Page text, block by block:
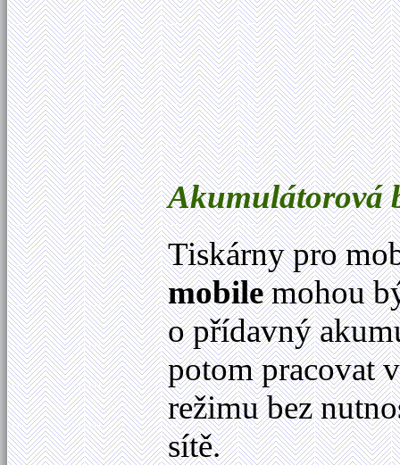
Akumulátorová
Tiskárny pro
mobilemohou
o přídavný
potom pracovat
režimu bez
sítě.